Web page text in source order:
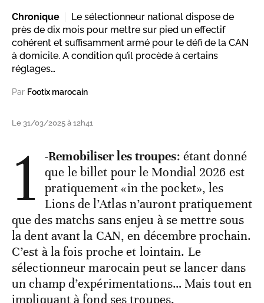
Chronique
Le sélectionneur national dispose de
près de dix mois pour mettre sur pied un effectif
cohérent et suffisamment armé pour le défi de la CAN
à domicile. A condition qu’il procède à certains
réglages…
Par Footix marocain
Le 31/03/2025 à 12h41
1 -Remobiliser les troupes: étant donné
que le billet pour le Mondial 2026 est
pratiquement «in the pocket», les
Lions de l’Atlas n’auront pratiquement
que des matchs sans enjeu à se mettre sous
la dent avant la CAN, en décembre prochain.
C’est à la fois proche et lointain. Le
sélectionneur marocain peut se lancer dans
un champ d’expérimentations… Mais tout en
impliquant à fond ses troupes.